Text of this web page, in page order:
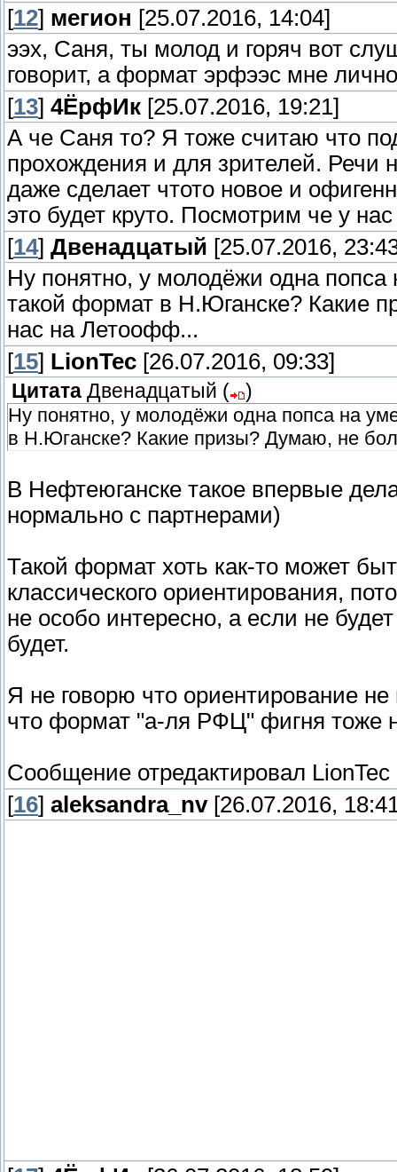
[12] мегион [25.07.2016, 14:04]
ээх, Саня, ты молод и горяч вот
говорит, а формат эрфээс мне
[13] 4ЁрфИк [25.07.2016, 19:21]
А че Саня то? Я тоже считаю что
прохождения и для зрителей.
даже сделает чтото новое и
это будет круто. Посмотрим че у
[14] Двенадцатый [25.07.2016,
Ну понятно, у молодёжи одна попса
такой формат в Н.Юганске? Какие
нас на Летоофф...
[15] LionTec [26.07.2016, 09:33]
Цитата Двенадцатый (
)
Ну понятно, у молодёжи одна попса на
в Н.Юганске? Какие призы? Думаю, не
В Нефтеюганске такое впервые
нормально с партнерами)
Такой формат хоть как-то может
классического ориентирования,
не особо интересно, а если не
будет.
Я не говорю что ориентирование
что формат "а-ля РФЦ" фигня тоже
Сообщение отредактировал LionTec
[16] aleksandra_nv[26.07.2016,